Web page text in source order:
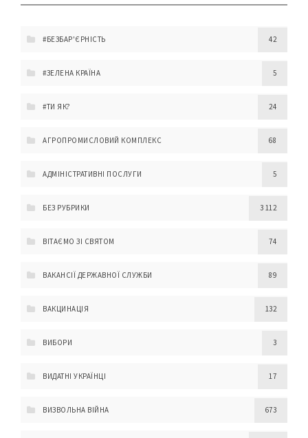
#БЕЗБАР'ЄРНІСТЬ 42
#ЗЕЛЕНА КРАЇНА 5
#ТИ ЯК? 24
АГРОПРОМИСЛОВИЙ КОМПЛЕКС 68
АДМІНІСТРАТИВНІ ПОСЛУГИ 5
БЕЗ РУБРИКИ 3 112
ВІТАЄМО ЗІ СВЯТОМ 74
ВАКАНСІЇ ДЕРЖАВНОЇ СЛУЖБИ 89
ВАКЦИНАЦІЯ 132
ВИБОРИ 3
ВИДАТНІ УКРАЇНЦІ 17
ВИЗВОЛЬНА ВІЙНА 673